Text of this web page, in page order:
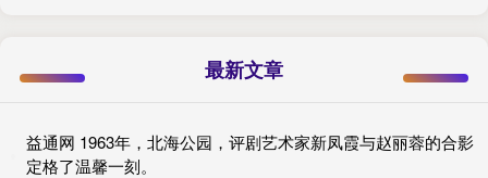
最新文章
益通网 1963年，北海公园，评剧艺术家新凤霞与赵丽蓉的合影
定格了温馨一刻。